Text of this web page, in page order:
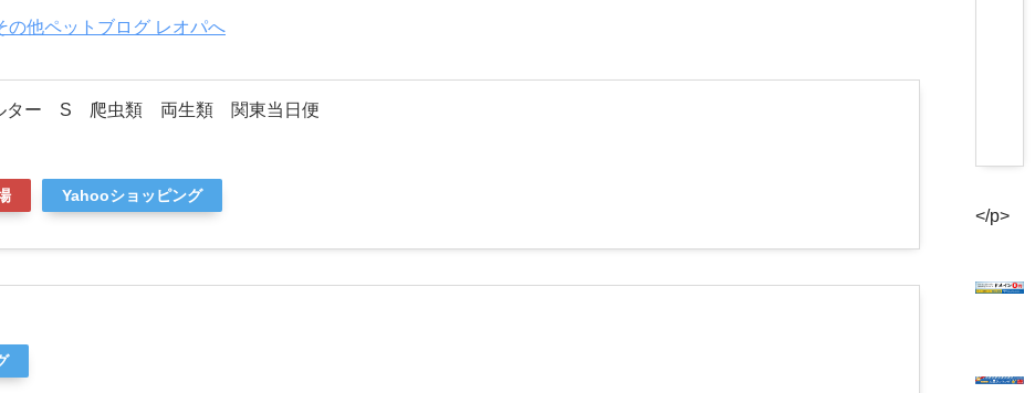
ルター S 爬虫類 両生類 関東当日便
Yahooショッピング
</p>